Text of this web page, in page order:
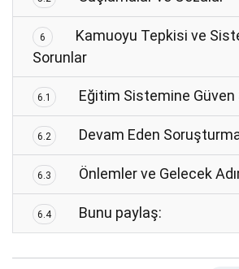
6
Kamuoyu Tepkisi ve
Sorunlar
6.1 Eğitim Sistemine Güven
6.2 Devam Eden
6.3 Önlemler ve Gelecek
6.4 Bunu paylaş: